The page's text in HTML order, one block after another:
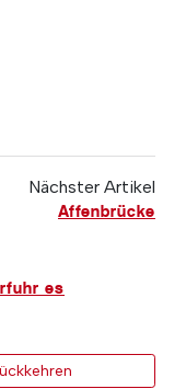
Nächster Artikel
Affenbrücke
es